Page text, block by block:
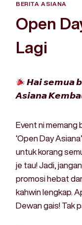
BERITA ASIANA
Open
Lagi
𝙃𝙖𝙞 𝙨𝙚𝙢𝙪𝙖
𝘼𝙨𝙞𝙖𝙣𝙖
Event ni memang
‘Open Day
untuk korang
je tau! Jadi,
promosi hebat
kahwin lengkap.
Dewan gais! Tak